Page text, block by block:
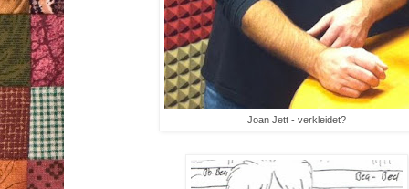
Joan Jett - verkleidet?